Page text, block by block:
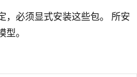
，必须显式安装这些包。 所安
。